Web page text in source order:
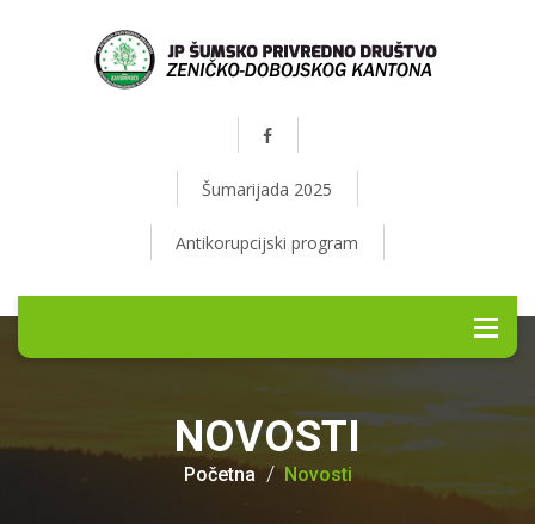
Šumarijada 2025
Antikorupcijski program
NOVOSTI
Početna Novosti